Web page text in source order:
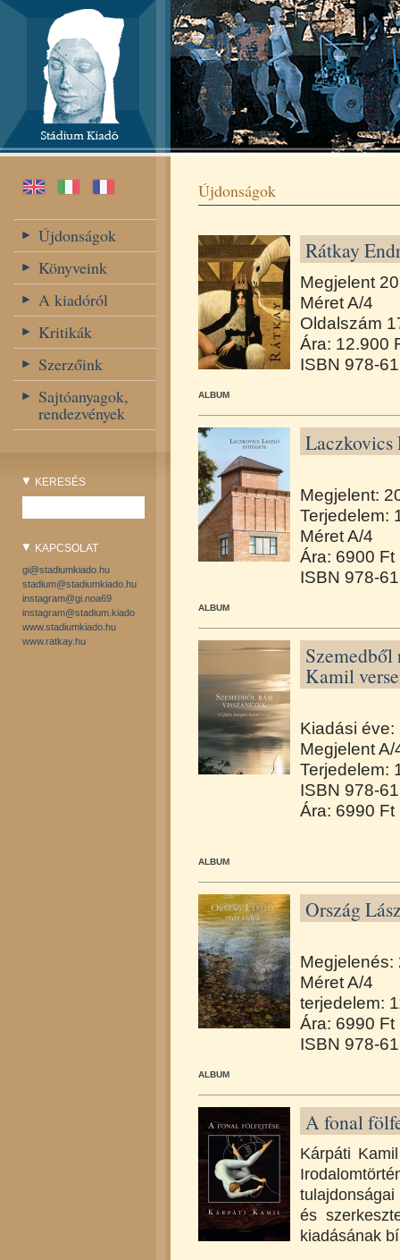
Újdonságok
Könyveink
A kiadóról
Kritikák
Szerzőink
Sajtóanyagok,
rendezvények
KERESÉS
KAPCSOLAT
gi@stadiumkiado.hu
stadium@stadiumkiado.hu
instagram@gi.noa69
instagram@stadium.kiado
www.stadiumkiado.hu
www.ratkay.hu
Újdonságok
Rátkay
Megjelent
Méret A/4
Oldalszám
Ára: 12.900
ISBN 978-
ALBUM
Laczkovics
Megjelent:
Terjedelem:
Méret A/4
Ára: 6900 Ft
ISBN 978-
ALBUM
Kamil
Kiadási éve:
Megjelent
Terjedelem:
ISBN 978-
Ára: 6990 Ft
ALBUM
Ország
Megjelenés:
Méret A/4
terjedelem:
Ára: 6990 Ft
ISBN 978-
ALBUM
A fonal
Kárpáti
és
kiadásának